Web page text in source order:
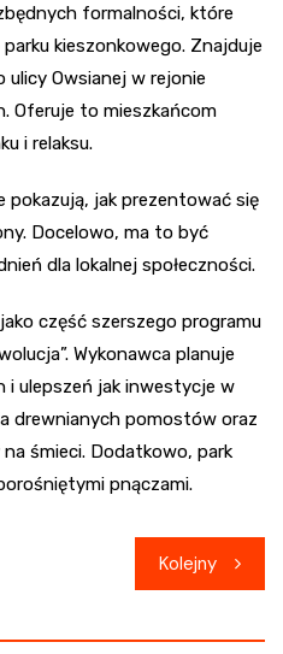
formalności, które
kieszonkowego. Znajduje
ulicy Owsianej w rejonie
Oferuje to mieszkańcom
i relaksu.
pokazują, jak prezentować się
Docelowo, ma to być
dla lokalnej społeczności.
część szerszego programu
Wykonawca planuje
i ulepszeń jak inwestycje w
drewnianych pomostów oraz
śmieci. Dodatkowo, park
pnączami.
Kolejny